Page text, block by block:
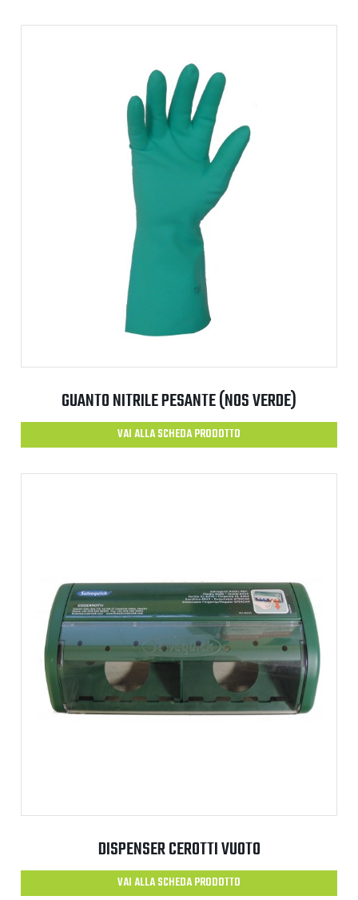
GUANTO NITRILE PESANTE (NOS VERDE)
VAI ALLA SCHEDA PRODOTTO
DISPENSER CEROTTI VUOTO
VAI ALLA SCHEDA PRODOTTO